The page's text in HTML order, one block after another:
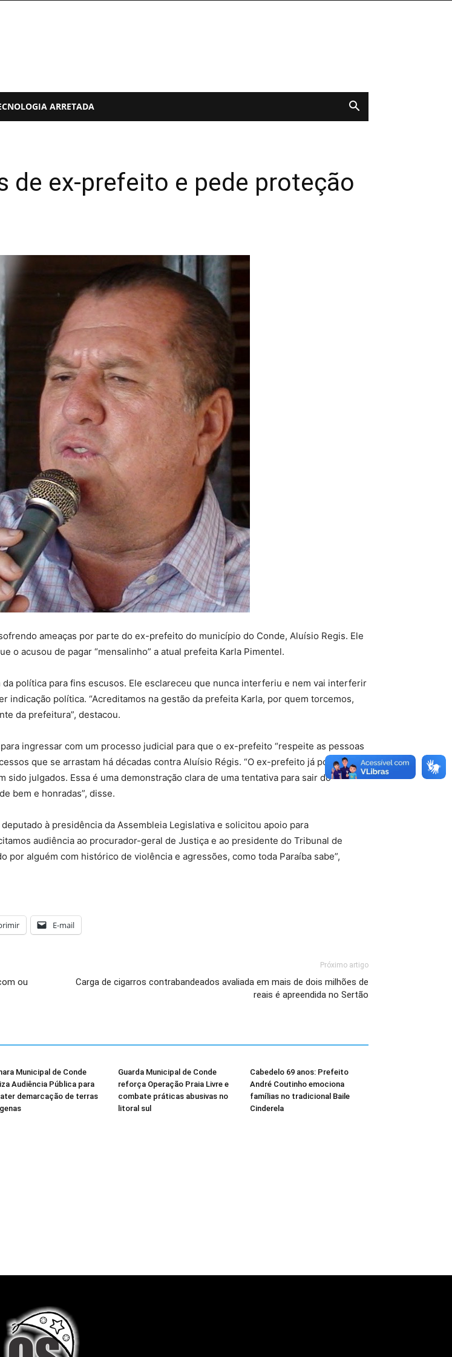
ARRETADA
de ex-prefeito e pede proteção
ameaças por parte do ex-prefeito do município do Conde, Aluísio Regis. Ele
o acusou de pagar “mensalinho” a atual prefeita Karla Pimentel.
política para fins escusos. Ele esclareceu que nunca interferiu e nem vai interferir
indicação política. “Acreditamos na gestão da prefeita Karla, por quem torcemos,
da prefeitura”, destacou.
ingressar com um processo judicial para que o ex-prefeito “respeite as pessoas
que se arrastam há décadas contra Aluísio Régis. “O ex-prefeito já poderia
julgados. Essa é uma demonstração clara de uma tentativa para sair do
bem e honradas”, disse.
à presidência da Assembleia Legislativa e solicitou apoio para
audiência ao procurador-geral de Justiça e ao presidente do Tribunal de
por alguém com histórico de violência e agressões, como toda Paraíba sabe”,
E-mail
ou
Próximo artigo
Carga de cigarros contrabandeados avaliada em mais de dois milhões de
reais é apreendida no Sertão
Municipal de Conde
Audiência Pública para
demarcação de terras
Guarda Municipal de Conde
reforça Operação Praia Livre e
combate práticas abusivas no
litoral sul
Cabedelo 69 anos: Prefeito
André Coutinho emociona
famílias no tradicional Baile
Cinderela